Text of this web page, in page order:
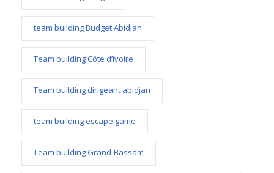
team building Budget Abidjan
Team building Côte d’ivoire
Team building dirigeant abidjan
team building escape game
Team building Grand-Bassam